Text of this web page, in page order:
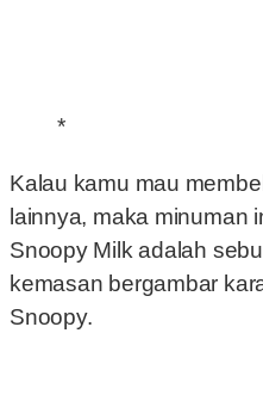
*
Kalau kamu mau
lainnya, maka minuman
Snoopy Milk adalah
kemasan bergambar
Snoopy.